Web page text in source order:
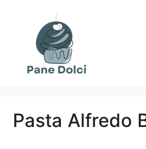
contenuto
Pasta Alfredo